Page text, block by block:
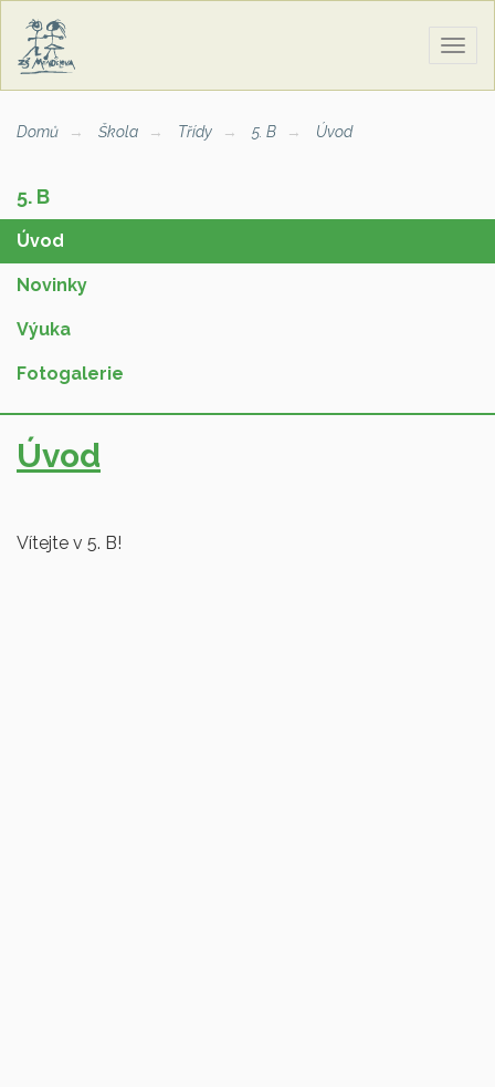
Domů Škola Třídy 5. B Úvod
5. B
Úvod
Novinky
Výuka
Fotogalerie
Úvod
Vítejte v 5. B!